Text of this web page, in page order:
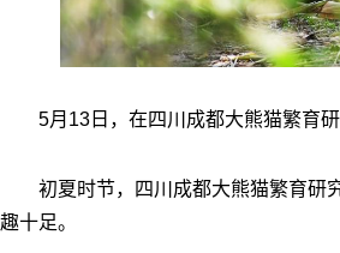
5月13日，在四川成都大熊猫繁育
初夏时节，四川成都大熊猫繁育研
趣十足。